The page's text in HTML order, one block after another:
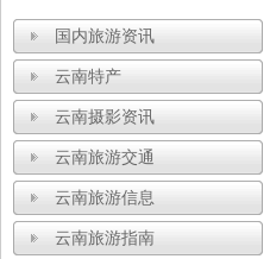
国内旅游资讯
云南特产
云南摄影资讯
云南旅游交通
云南旅游信息
云南旅游指南